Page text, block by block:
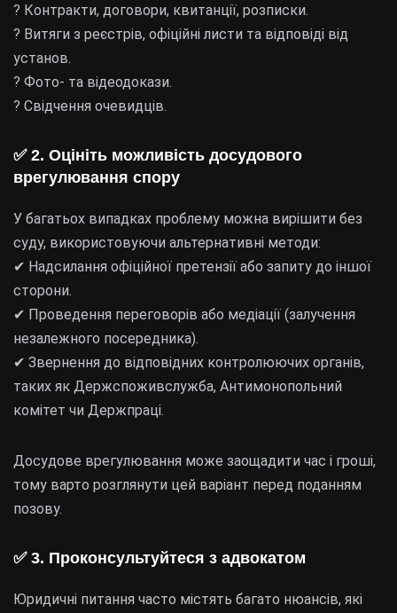
? Контракти, договори, квитанції, розписки.
? Витяги з реєстрів, офіційні листи та відповіді від
установ.
? Фото- та відеодокази.
? Свідчення очевидців.
✅ 2. Оцініть можливість досудового
врегулювання спору
У багатьох випадках проблему можна вирішити без
суду, використовуючи альтернативні методи:
✔ Надсилання офіційної претензії або запиту до іншої
сторони.
✔ Проведення переговорів або медіації (залучення
незалежного посередника).
✔ Звернення до відповідних контролюючих органів,
таких як Держспоживслужба, Антимонопольний
комітет чи Держпраці.
Досудове врегулювання може заощадити час і гроші,
тому варто розглянути цей варіант перед поданням
позову.
✅ 3. Проконсультуйтеся з адвокатом
Юридичні питання часто містять багато нюансів, які